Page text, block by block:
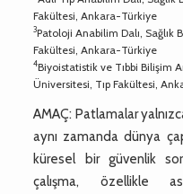
Fakültesi, Ankara-Türkiye
3Patoloji Anabilim Dalı, Sağlık
Fakültesi, Ankara-Türkiye
4Biyoistatistik ve Tıbbi Bilişim
Üniversitesi, Tıp Fakültesi,
AMAÇ: Patlamalar
aynı zamanda dünya
küresel bir güvenlik
çalışma, özellikle